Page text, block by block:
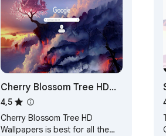
Cherry Blossom Tree HD
Wallpapers Theme
4,5
Cherry Blossom Tree HD
Wallpapers is best for all the